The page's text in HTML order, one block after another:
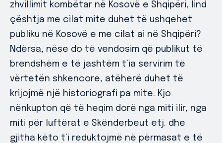
zhvillimit kombëtar në Kosovë e Shqipëri, lind
çështja me cilat mite duhet të ushqehet
publiku në Kosovë e me cilat ai në Shqipëri?
Ndërsa, nëse do të vendosim që publikut të
brendshëm e të jashtëm t’ia servirim të
vërtetën shkencore, atëherë duhet të
krijojmë një historiografi pa mite. Kjo
nënkupton që të heqim dorë nga miti ilir, nga
miti për luftërat e Skënderbeut etj. dhe
gjitha këto t’i reduktojmë në përmasat e të